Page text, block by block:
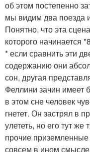
об этом постепенно
мы видим два поезда
Понятно, что эта
которого начинается
* если сравнить эти
содержанию они
сон, другая
Феллини зачин имеет
в этом сне человек
гнетет. Он застрял в
улететь, но его тут же
прочие
совсем в ином